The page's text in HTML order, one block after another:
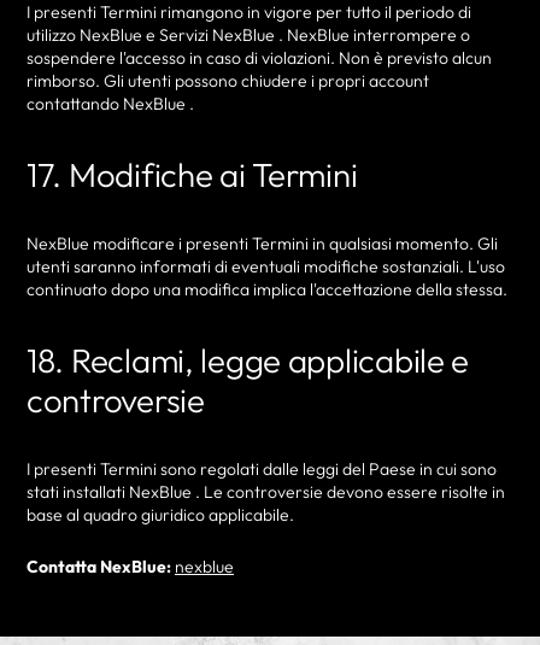
I presenti Termini rimangono in vigore per tutto il periodo di
utilizzo NexBlue e Servizi NexBlue . NexBlue interrompere o
sospendere l'accesso in caso di violazioni. Non è previsto alcun
rimborso. Gli utenti possono chiudere i propri account
contattando NexBlue .
17. Modifiche ai Termini
NexBlue modificare i presenti Termini in qualsiasi momento. Gli
utenti saranno informati di eventuali modifiche sostanziali. L'uso
continuato dopo una modifica implica l'accettazione della stessa.
18. Reclami, legge applicabile e
controversie
I presenti Termini sono regolati dalle leggi del Paese in cui sono
stati installati NexBlue . Le controversie devono essere risolte in
base al quadro giuridico applicabile.
Contatta NexBlue: nexblue